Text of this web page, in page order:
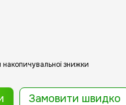
знижки
Замовити швидко